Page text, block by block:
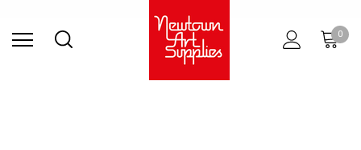
0
SURFACES PRINTINGRESINARCHITECTURAL
STUDIO